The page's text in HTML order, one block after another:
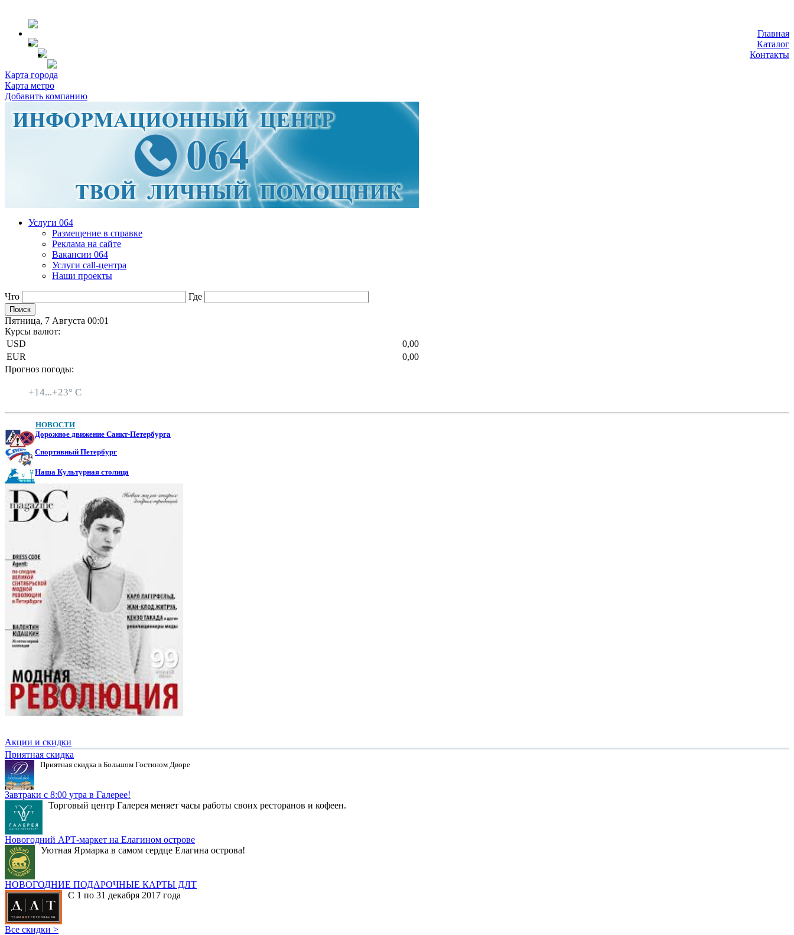
Главная
Каталог
Контакты
Карта города
Карта метро
Добавить компанию
Услуги 064
Размещение в справке
Реклама на сайте
Вакансии 064
Услуги call-центра
Наши проекты
Что Где
Пятница, 7 Августа 00:01
Курсы валют:
USD
0,00
EUR
0,00
Прогноз погоды:
+14...+23° C
НОВОСТИ
Дорожное движение Санкт-Петербурга
Спортивный Петербург
Наша Культурная столица
Акции и скидки
Приятная скидка
Приятная скидка в Большом Гостином Дворе
Завтраки с 8:00 утра в Галерее!
Торговый центр Галерея меняет часы работы своих ресторанов и кофеен.
Новогодний АРТ-маркет на Елагином острове
Уютная Ярмарка в самом сердце Елагина острова!
НОВОГОДНИЕ ПОДАРОЧНЫЕ КАРТЫ ДЛТ
С 1 по 31 декабря 2017 года
Все скидки >